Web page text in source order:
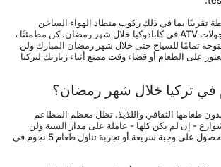
في تركيا خلال شهر رمضان؟